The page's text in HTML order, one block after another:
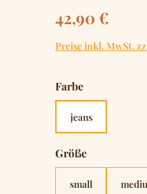
Regulärer Preis:
42,90 €
Preise inkl. MwSt.
Farbeauswählen
jeans
Größeauswählen
small